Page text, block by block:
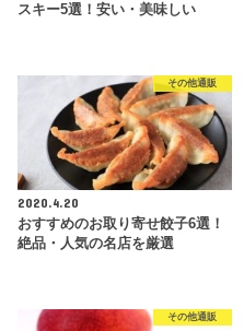
スキー5選！安い・美味しい
その他通販
2020.4.20
おすすめのお取り寄せ餃子6選！
絶品・人気の名店を厳選
その他通販